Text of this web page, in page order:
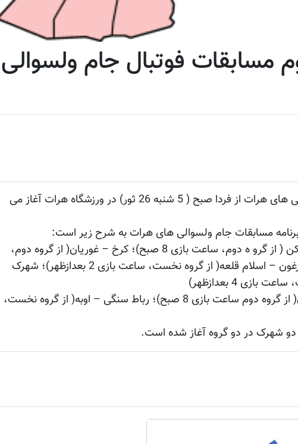
مسابقات فوتبال جام ولسوالی
هفته دوم مسابقات جام ولسوالی های هرات از فردا صبح ( 5 شنبه 26 ثور) در ورزشگاه هرات آغاز می
مسابقات جام ولسوالی های هرات به شرح زیر است:
5 شنبه 26 ثور: زنده جان - ادرسکن ( از گرو ه دوم، ساعت بازی 8 صبح)؛ کرخ – غوریان( از گروه دوم،
ساعت بازی 10 صبح)؛ پشتون زرغون – اسلام قلعه( از گروه نخست، ساعت بازی 2 بعدازظهر)؛ شهرک
4 بعدازظهر)
جمعه 27 ثور: انجیل – کوهسان( از گروه دوم ساعت بازی 8 صبح)؛ رباط سنگی – اوبه( از گروه نخست،